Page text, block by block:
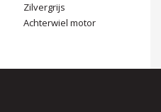
Zilvergrijs
Achterwiel motor